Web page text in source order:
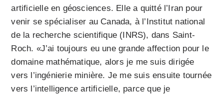
artificielle en géosciences. Elle a quitté l’Iran pour
venir se spécialiser au Canada, à l’Institut national
de la recherche scientifique (INRS), dans Saint-
Roch. «J’ai toujours eu une grande affection pour le
domaine mathématique, alors je me suis dirigée
vers l’ingénierie minière. Je me suis ensuite tournée
vers l’intelligence artificielle, parce que je